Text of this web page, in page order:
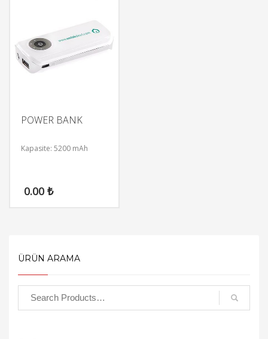
POWER BANK
Kapasite: 5200 mAh
0.00 ₺
ÜRÜN ARAMA